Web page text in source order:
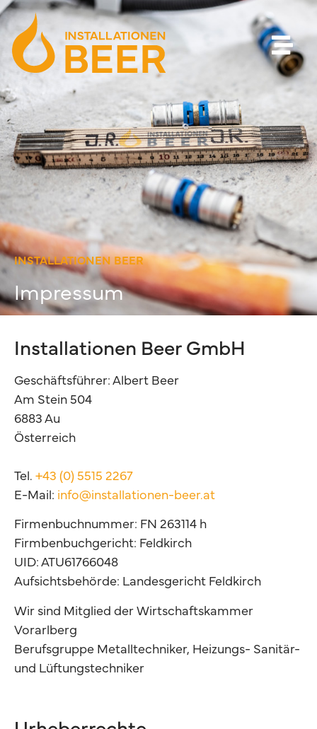
INSTALLATIONEN BEER
Impressum
Installationen Beer GmbH
Geschäftsführer: Albert Beer
Am Stein 504
6883 Au
Österreich
Tel. +43 (0) 5515 2267
E-Mail: info@installationen-beer.at
Firmenbuchnummer: FN 263114 h
Firmbenbuchgericht: Feldkirch
UID: ATU61766048
Aufsichtsbehörde: Landesgericht Feldkirch
Wir sind Mitglied der Wirtschaftskammer
Vorarlberg
Berufsgruppe Metalltechniker, Heizungs- Sanitär-
und Lüftungstechniker